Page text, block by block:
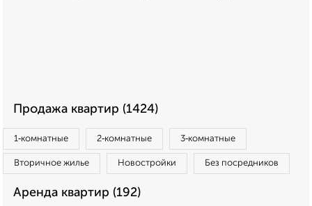
Продажа квартир (1424)
1‑комнатные 2‑комнатные 3‑комнатные
Вторичное жилье Новостройки Без посредников
Аренда квартир (192)